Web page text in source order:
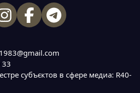
33
субъєктов в сфере медиа: R40-